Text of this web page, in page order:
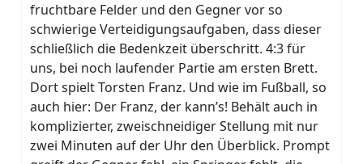
fruchtbare Felder und den Gegner vor so
schwierige Verteidigungsaufgaben, dass dieser
schließlich die Bedenkzeit überschritt. 4:3 für
uns, bei noch laufender Partie am ersten Brett.
Dort spielt Torsten Franz. Und wie im Fußball, so
auch hier: Der Franz, der kann’s! Behält auch in
komplizierter, zweischneidiger Stellung mit nur
zwei Minuten auf der Uhr den Überblick. Prompt